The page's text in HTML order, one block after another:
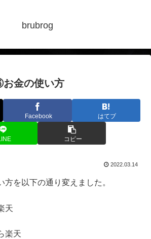
brubrog
金の使い方
Facebook はてブ
コピー
2022.03.14
方を以下の通り変えました。
天
楽天